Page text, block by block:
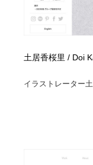
土居香桜里 / Doi
イラストレーター